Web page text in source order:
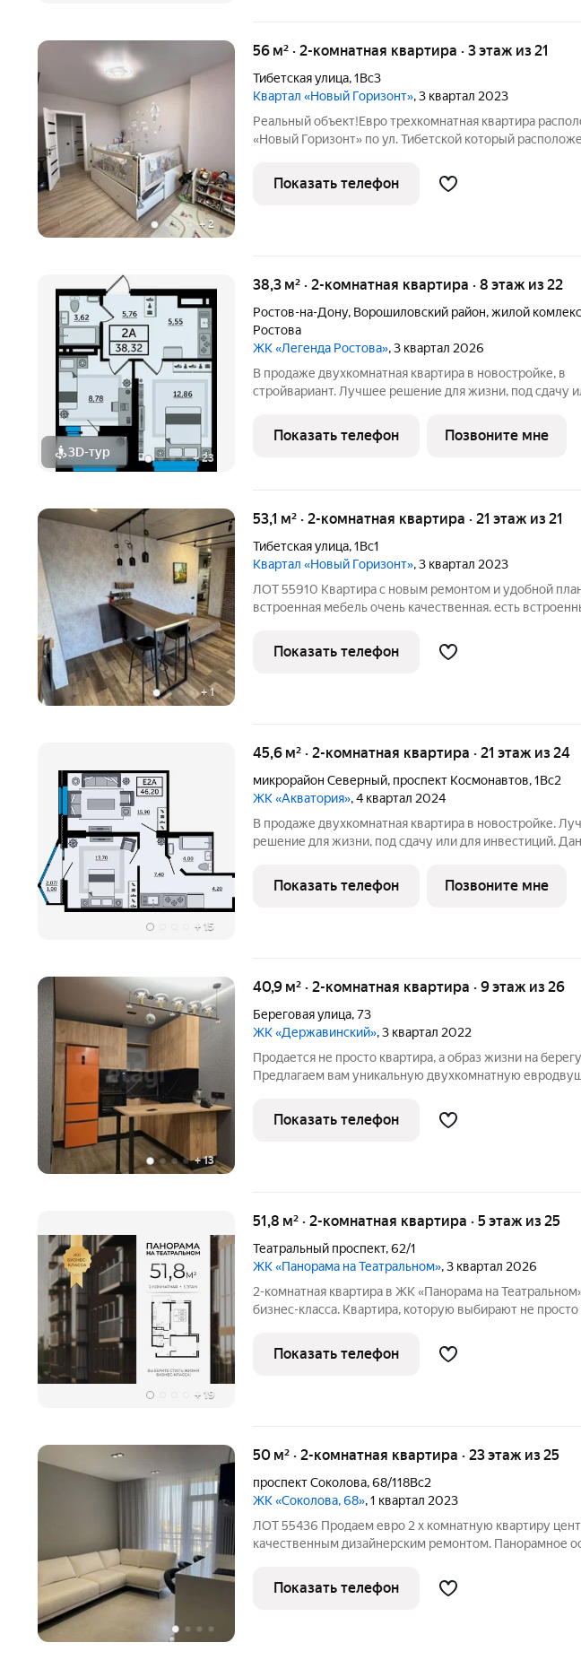
+ 2
56 м² · 2-комнатная квартира · 3 этаж из 21
Тибетская улица,1Вс3
Квартал «Новый Горизонт», 3 квартал 2023
Реальный объект!Евро трехкомнатная квартира
«Новый Горизонт» по ул. Тибетской который
Рядом ул.М.Нагибина, Ларина, Ленина, Нариманова,
стадион
Показать телефон
3D-тур +23
38,3 м² · 2-комнатная квартира · 8 этаж из 22
Ростов-на-Дону, Ворошиловский район,жилой
Ростова
ЖК «Легенда Ростова», 3 квартал 2026
В продаже двухкомнатная квартира в новостройке, в
стройвариант. Лучшее решение для жизни, под сдачу
универсальной планировкой. Всё, что необходимо для
жизни - большая прихожая, две
Показать телефон Позвоните мне
+1
53,1 м² · 2-комнатная квартира · 21 этаж из 21
Тибетская улица,1Вс1
Квартал «Новый Горизонт», 3 квартал 2023
ЛОТ 55910 Квартира с новым ремонтом и удобной
встроенная мебель очень качественная. есть
остается кровать с длинным матрасом 220 см, ТВ, 2
Квартира теплая и
Показать телефон
+ 15
45,6 м² · 2-комнатная квартира · 21 этаж из 24
микрорайон Северный, проспект Космонавтов,1Вс2
ЖК «Акватория», 4 квартал 2024
В продаже двухкомнатная квартира в новостройке.
решение для жизни, под сдачу или для инвестиций.
современное решение для тех, кто ценит
пространства. Здесь есть всё
Показать телефон Позвоните мне
+13
40,9 м² · 2-комнатная квартира · 9 этаж из 26
Береговая улица,73
ЖК «Державинский», 3 квартал 2022
Продается не просто квартира, а образ жизни на
Предлагаем вам уникальную двухкомнатную
величественный Дон. Это место, где каждый день
заканчивается
Показать телефон
+ 19
51,8 м² · 2-комнатная квартира · 5 этаж из 25
Театральный проспект,62/1
ЖК «Панорама на Театральном», 3 квартал 2026
2-комнатная квартира в ЖК «Панорама на
бизнес-класса. Квартира, которую выбирают не
Показать телефон
50 м² · 2-комнатная квартира · 23 этаж из 25
проспект Соколова,68/118Вс2
ЖК «Соколова, 68», 1 квартал 2023
ЛОТ 55436 Продаем евро 2 х комнатную квартиру
качественным дизайнерским ремонтом. Панорамное
зоной и зоной ТВ. Кухня и шкафы фабричного
Столешница и
Показать телефон